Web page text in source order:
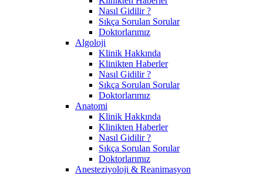
Nasıl Gidilir ?
Sıkça Sorulan Sorular
Doktorlarımız
Algoloji
Klinik Hakkında
Klinikten Haberler
Nasıl Gidilir ?
Sıkça Sorulan Sorular
Doktorlarımız
Anatomi
Klinik Hakkında
Klinikten Haberler
Nasıl Gidilir ?
Sıkça Sorulan Sorular
Doktorlarımız
Anesteziyoloji & Reanimasyon